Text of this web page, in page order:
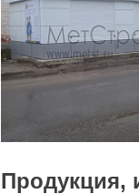
Продукция,